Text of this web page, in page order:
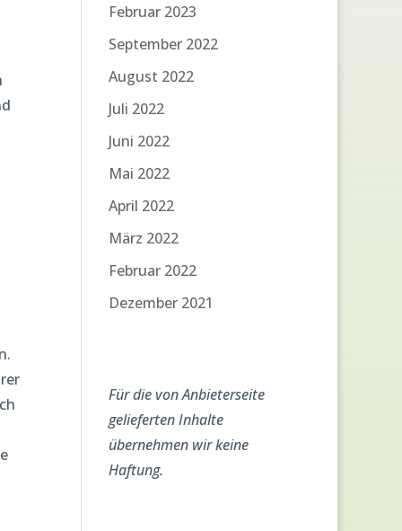
Februar 2023
September 2022
August 2022
Juli 2022
Juni 2022
Mai 2022
April 2022
März 2022
Februar 2022
Dezember 2021
Für die von Anbieterseite
gelieferten Inhalte
übernehmen wir keine
Haftung.